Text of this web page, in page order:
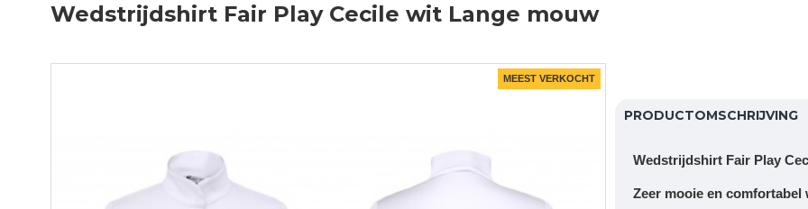
Wedstrijdshirt Fair Play Cecile wit Lange mouw
MEEST VERKOCHT
PRODUCTOMSCHRIJVING
Wedstrijdshirt Fair Play
Zeer mooie en